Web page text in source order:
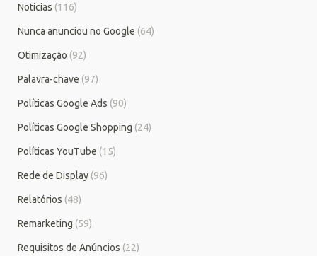
Notícias (116)
Nunca anunciou no Google (64)
Otimização (92)
Palavra-chave (97)
Políticas Google Ads (90)
Políticas Google Shopping (24)
Políticas YouTube (15)
Rede de Display (96)
Relatórios (48)
Remarketing (59)
Requisitos de Anúncios (22)